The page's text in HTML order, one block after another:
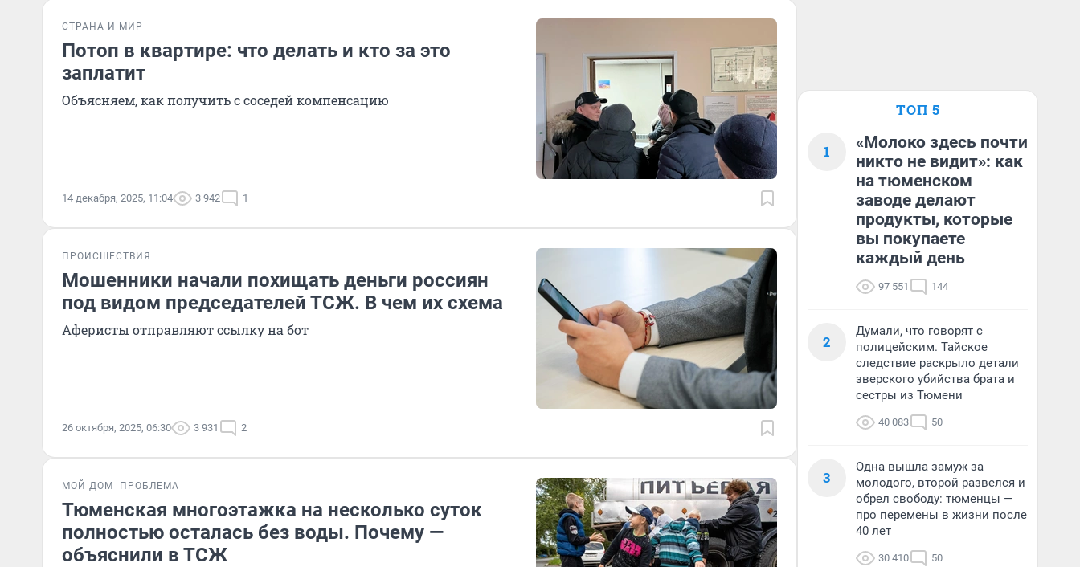
СТРАНА И МИР
Потоп в квартире: что делать и кто за это
заплатит
Объясняем, как получить с соседей компенсацию
14 декабря, 2025, 11:04 3 942 1
ПРОИСШЕСТВИЯ
Мошенники начали похищать деньги россиян
под видом председателей ТСЖ. В чем их схема
Аферисты отправляют ссылку на бот
26 октября, 2025, 06:30 3 931 2
МОЙ ДОМ ПРОБЛЕМА
Тюменская многоэтажка на несколько суток
полностью осталась без воды. Почему —
объяснили в ТСЖ
ТОП 5
1
«Молоко здесь почти
никто не видит»: как
на тюменском
заводе делают
продукты, которые
вы покупаете
каждый день
97 551 144
2
Думали, что говорят с
полицейским. Тайское
следствие раскрыло детали
зверского убийства брата и
сестры из Тюмени
40 083 50
3
Одна вышла замуж за
молодого, второй развелся и
обрел свободу: тюменцы —
про перемены в жизни после
40 лет
30 410 50